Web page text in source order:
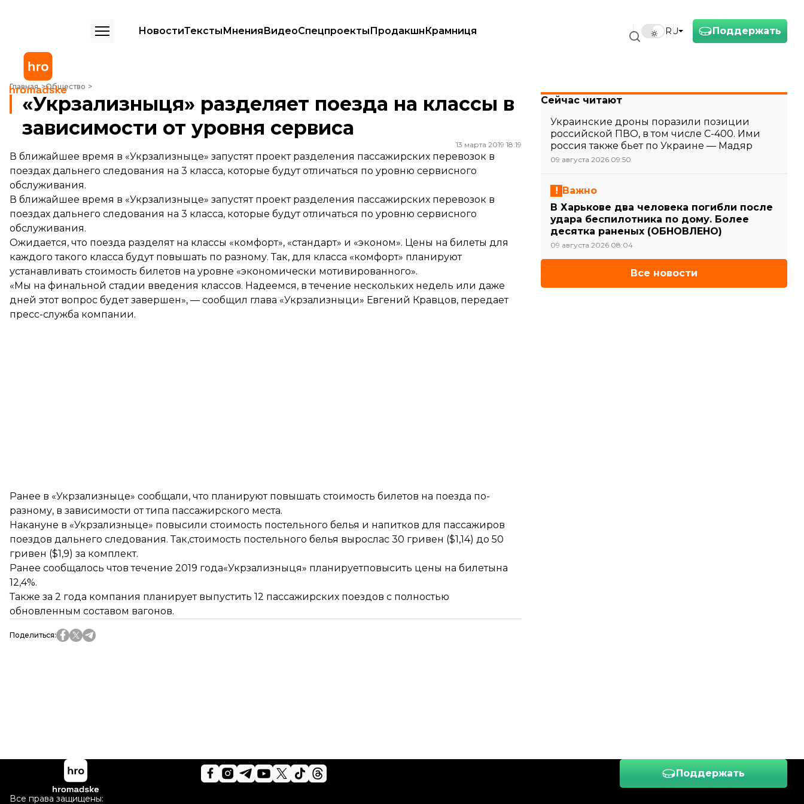
Поддержать
RU
НовостиТекстыМненияВидеоСпецпроектыПродакшнКрамниця
Главная Общество
«Укрзализныця» разделяет поезда на классы в зависимости от уровня сервиса
«Укрзализныця» разделяет поезда на классы в
зависимости от уровня сервиса
13 марта 2019 18:19
В ближайшее время в «Укрзализныце» запустят проект разделения пассажирских перевозок в
поездах дальнего следования на 3 класса, которые будут отличаться по уровню сервисного
обслуживания.
В ближайшее время в «Укрзализныце» запустятпроект разделения пассажирских перевозок в
поездах дальнего следования на 3 класса, которые будут отличаться по уровню сервисного
обслуживания.
Ожидается, что поезда разделят на классы «комфорт», «стандарт» и «эконом». Цены на билеты для
каждого такого класса будут повышать по разному. Так, для класса «комфорт» планируют
устанавливать стоимость билетов на уровне «экономически мотивированного».
«Мы на финальной стадии введения классов. Надеемся, в течение нескольких недель или даже
дней этот вопрос будет завершен», — сообщил глава «Укрзализныци» Евгений Кравцов, передает
пресс-служба компании.
Ранее в «Укрзализныце» сообщали, что планируют повышать стоимость билетов на поезда по-
разному, в зависимости от типа пассажирского места.
Накануне в «Укрзализныце» повысили стоимость постельного белья и напитков для пассажиров
поездов дальнего следования. Так,стоимость постельного белья вырослас 30 гривен ($1,14) до 50
гривен ($1,9) за комплект.
Ранее сообщалось чтов течение 2019 года«Укрзализныця» планируетповысить цены на билетына
12,4%.
Также за 2 года компания планирует выпустить 12 пассажирских поездов с полностью
обновленным составом вагонов.
Поделиться:
Сейчас читают
Украинские дроны поразили позиции
российской ПВО, в том числе С-400. Ими
россия также бьет по Украине — Мадяр
09 августа 2026 09:50
Важно
В Харькове два человека погибли после
удара беспилотника по дому. Более
десятка раненых (ОБНОВЛЕНО)
09 августа 2026 08:04
Все новости
Поддержать
Все права защищены: